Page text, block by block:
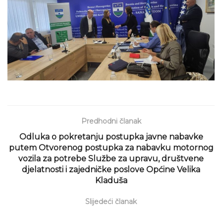
Predhodni članak
Odluka o pokretanju postupka javne nabavke
putem Otvorenog postupka za nabavku motornog
vozila za potrebe Službe za upravu, društvene
djelatnosti i zajedničke poslove Općine Velika
Kladuša
Slijedeći članak